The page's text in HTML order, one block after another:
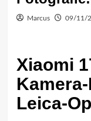
Marcus 09/11/
Xiaomi
Leica-